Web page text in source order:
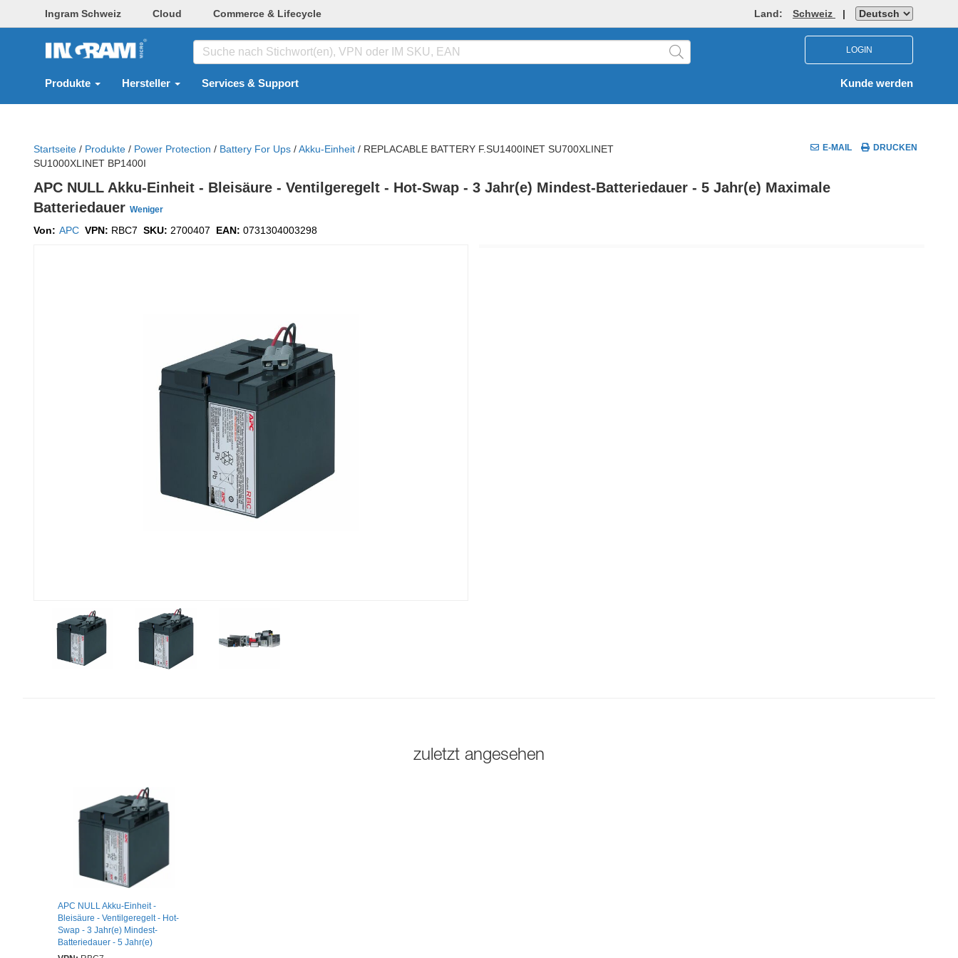
Ingram Schweiz Cloud Commerce & Lifecycle Land: Schweiz |
LOGIN
Produkte Hersteller Services & Support Kunde werden
Startseite / Produkte / Power Protection / Battery For Ups /Akku-Einheit / REPLACABLE BATTERY F.SU1400INET SU700XLINET
SU1000XLINET BP1400I
E-MAIL DRUCKEN
APC NULL Akku-Einheit - Bleisäure - Ventilgeregelt - Hot-Swap - 3 Jahr(e) Mindest-Batteriedauer - 5 Jahr(e) Maximale
Batteriedauer Weniger
Von: APC VPN: RBC7 SKU: 2700407 EAN: 0731304003298
zuletzt angesehen
APC NULL Akku-Einheit -
Bleisäure - Ventilgeregelt - Hot-
Swap - 3 Jahr(e) Mindest-
Batteriedauer - 5 Jahr(e)
Maximale Batteriedauer